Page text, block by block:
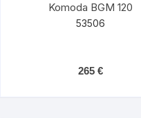
Komoda BGM 120
53506
265 €